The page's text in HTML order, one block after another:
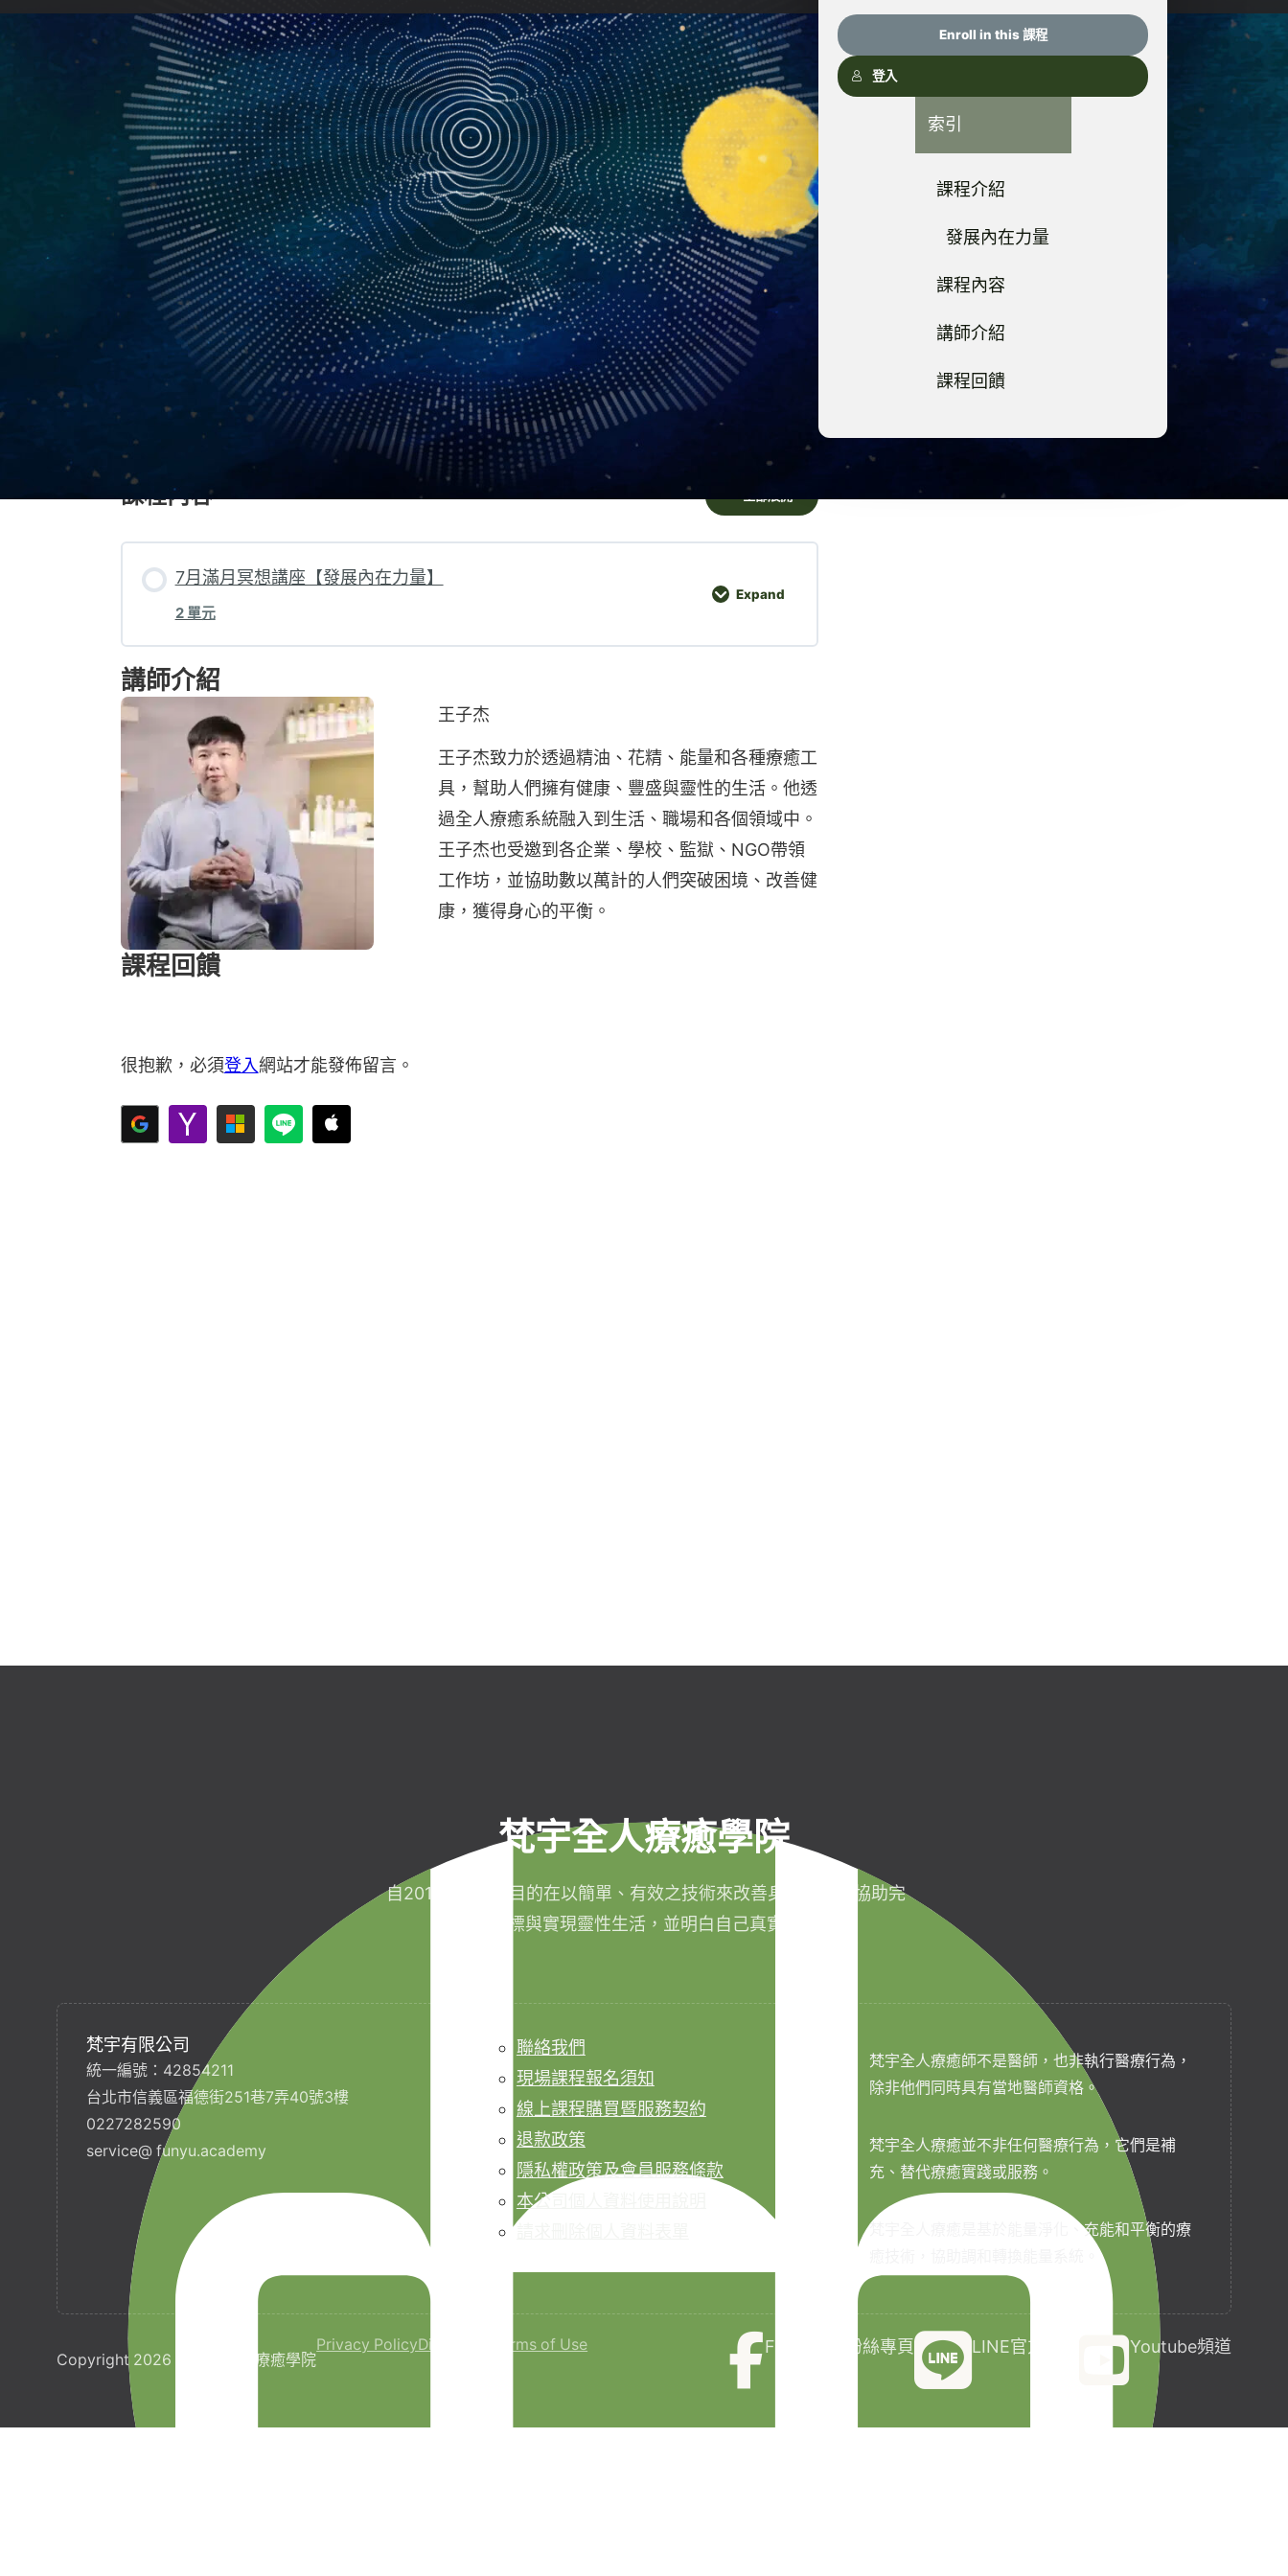
課程介紹
發展內在力量
在這次的滿月講座中，我們將探討一句簡單卻富有深意的諺語：「距離考驗馬的力量。時間
顯示一個人的性格。」此句話不僅影響我們生活的各個方面，更深刻地體現在我們的靈性成
長中。王子杰將分享他對這句諺語的獨特見解，指出我們的內在力量和真實性格如何在時間
的考驗和生命旅程的長距離中被揭露和塑造。
在靈性之路上，我們所面臨的挑戰與困難，正是評估我們內在耐力和性格堅韌的時刻。正如
這句諺語所描述，只有經過時間的考驗和生活不同情境的磨練，我們才能真正地認識自己，
理解我們的內在力量。也只有通過觀察一個人在不同情況下的行為、決策和反應，隨著時間
的推移，我們才能辨識出他們真正的性格。
加入我們的講座，一同發現和鍛煉你內在的力量，並在靈性之路上穩健前行。
課程內容
7月滿月冥想講座【發展內在力量】
2 單元
Expand
7月滿月冥想講座【發展內在力量】
講師介紹
王子杰
王子杰致力於透過精油、花精、能量和各種療癒工
具，幫助人們擁有健康、豐盛與靈性的生活。他透
過全人療癒系統融入到生活、職場和各個領域中。
王子杰也受邀到各企業、學校、監獄、NGO帶領
工作坊，並協助數以萬計的人們突破困境、改善健
康，獲得身心的平衡。
課程回饋
很抱歉，必須登入網站才能發佈留言。
Enroll in this 課程
登入
索引
課程介紹
發展內在力量
課程內容
講師介紹
課程回饋
梵宇全人療癒學院
自2011年成立，目的在以簡單、有效之技術來改善身心健康，協助完
成生命目標與實現靈性生活，並明白自己真實的本質。
梵宇有限公司
統一編號：42854211
台北市信義區福德街251巷7弄40號3樓
0227282590
service@ funyu.academy
聯絡我們
現場課程報名須知
線上課程購買暨服務契約
退款政策
隱私權政策及會員服務條款
本公司個人資料使用說明
梵宇全人療癒師不是醫師，也非執行醫療行為，
除非他們同時具有當地醫師資格。
梵宇全人療癒並不非任何醫療行為，它們是補
充、替代療癒實踐或服務。
梵宇全人療癒是基於能量淨化、充能和平衡的療
Copyright 2026 © 梵宇全人療癒學院
Privacy PolicyDisclaimer Terms of Use Facebook粉絲專頁 LINE官方帳號 Youtube頻道